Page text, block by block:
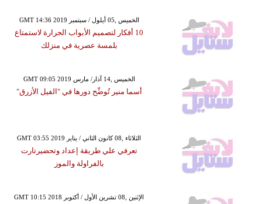
GMT 14:36 2019 الخميس ,05 أيلول / سبتمبر
10 أفكار لتصميم الأبواب الجرارة لاستمتاع
بلمسة عصرية في منزلك
GMT 09:05 2019 الخميس ,14 آذار/ مارس
أسما منير تُوضِّح دورها في "الفيل الأزرق"
GMT 03:55 2019 الثلاثاء ,08 كانون الثاني / يناير
تعرفي علي طريقة إعداد وتحضيرتارت
بالفراولة والموز
GMT 10:15 2018 الإثنين ,08 تشرين الأول / أكتوبر